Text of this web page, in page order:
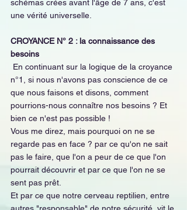
schémas crées avant l'âge de 7 ans, c'est
une vérité universelle.
CROYANCE N° 2 : la connaissance des
besoins
n°1, si nous n'avons pas conscience de ce
que nous faisons et disons, comment
pourrions-nous connaître nos besoins ? Et
bien ce n'est pas possible !
Vous me direz, mais pourquoi on ne se
regarde pas en face ? par ce qu'on ne sait
pas le faire, que l'on a peur de ce que l'on
pourrait découvrir et par ce que l'on ne se
sent pas prêt.
Et par ce que notre cerveau reptilien, entre
autres "responsable" de notre sécurité, vit le